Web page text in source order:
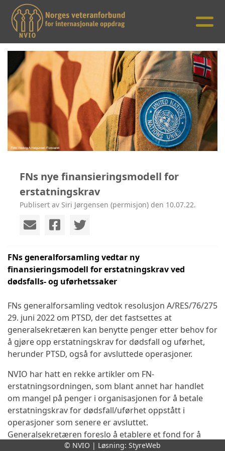
FNs nye finansieringsmodell for
erstatningskrav
Publisert av Siri Jørgensen (permisjon) den 10.07.22.
FNs generalforsamling vedtar ny
finansieringsmodell for erstatningskrav ved
dødsfalls- og uførhetssaker
FNs generalforsamling vedtok resolusjon A/RES/76/275
29. juni 2022 om PTSD, der det fastsettes at
generalsekretæren kan benytte penger etter behov for
å gjøre opp erstatningskrav for dødsfall og uførhet,
herunder PTSD, også for avsluttede operasjoner.
NVIO har hatt en rekke artikler om FN-
erstatningsordningen, som blant annet har handlet
om mangel på penger i organisasjonen for å betale
erstatningskrav for dødsfall/uførhet oppstått i
operasjoner som senere er avsluttet.
Generalsekretæren foreslo å etablere et fond for å
sikre penger, noe den rådgivende komite for
© NVIO | Løsning: StyreWeb